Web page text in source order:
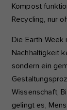
Kompost
Recycling, nur
Die Earth
Nachhaltigkeit
sondern ein
Wissenschaft,
gelingt es,